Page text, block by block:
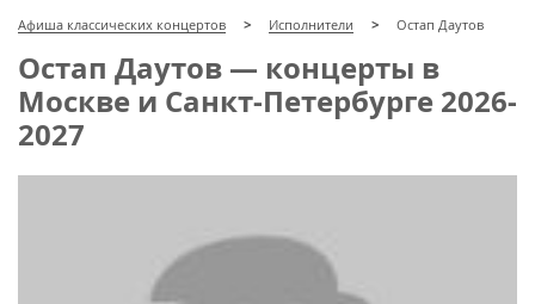
8 (499) 923-22-78
8 (800) 770-09-71
для регионов
Афиша классических концертов Исполнители Остап Даутов
Остап Даутов — концерты в
Москве и Санкт-Петербурге 2026-
2027